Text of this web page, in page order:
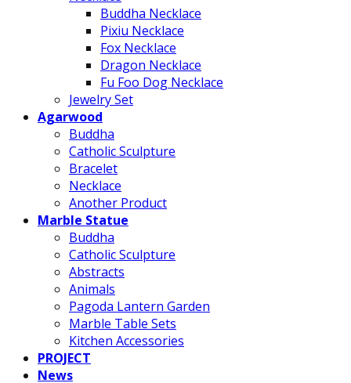
Buddha Necklace
Pixiu Necklace
Fox Necklace
Dragon Necklace
Fu Foo Dog Necklace
Jewelry Set
Agarwood
Buddha
Catholic Sculpture
Bracelet
Necklace
Another Product
Marble Statue
Buddha
Catholic Sculpture
Abstracts
Animals
Pagoda Lantern Garden
Marble Table Sets
Kitchen Accessories
PROJECT
News